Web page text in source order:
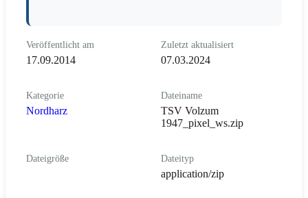
Veröffentlicht am
17.09.2014
Zuletzt aktualisiert
07.03.2024
Kategorie
Nordharz
Dateiname
TSV Volzum
1947_pixel_ws.zip
Dateigröße Dateityp
application/zip